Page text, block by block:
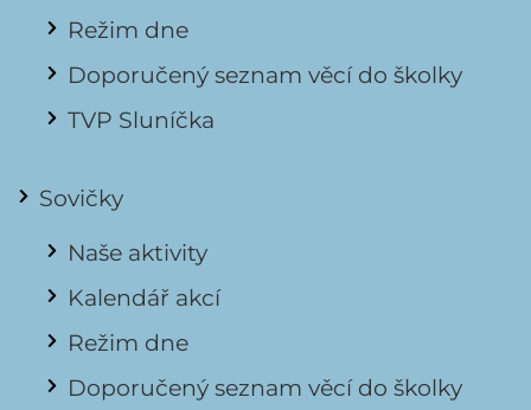
Režim dne
Doporučený seznam věcí do školky
TVP Sluníčka
Sovičky
Naše aktivity
Kalendář akcí
Režim dne
Doporučený seznam věcí do školky